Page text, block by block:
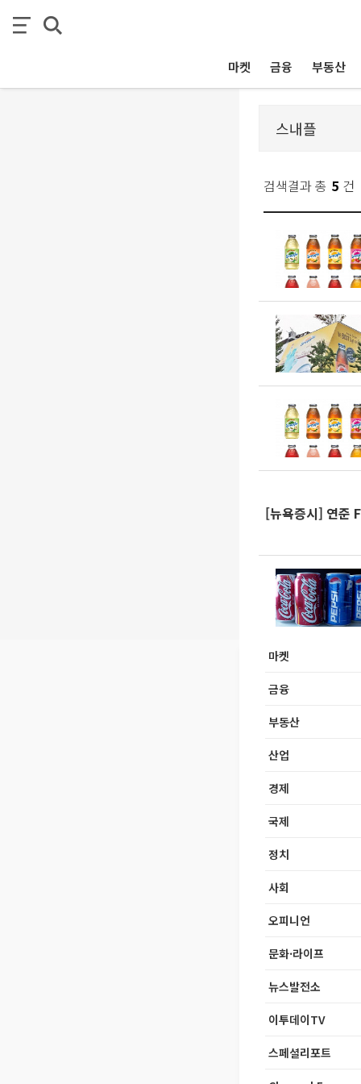
마켓 금융 부동산
검색결과 총 5 건
[뉴욕증시] 연준
마켓
금융
부동산
산업
경제
국제
정치
사회
오피니언
문화·라이프
뉴스발전소
이투데이TV
스페셜리포트